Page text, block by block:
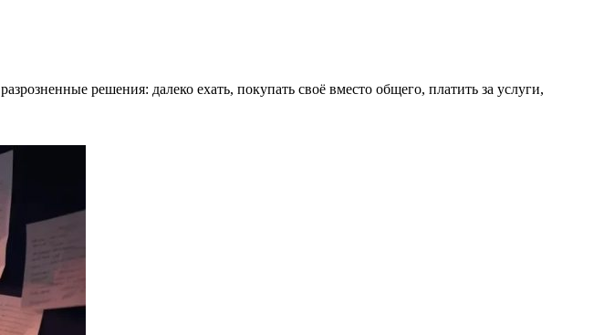
решения: далеко ехать, покупать своё вместо общего, платить за услуги,